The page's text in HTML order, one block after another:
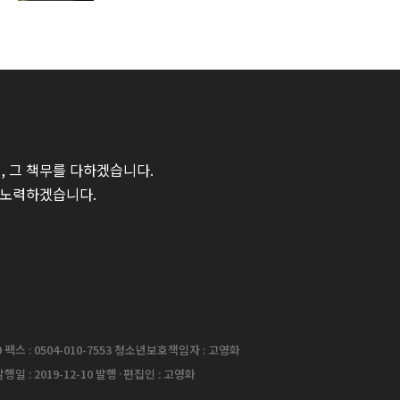
그 책무를 다하겠습니다.
력하겠습니다.
스 : 0504-010-7553 청소년보호책임자 : 고영화
일 : 2019-12-10 발행·편집인 : 고영화